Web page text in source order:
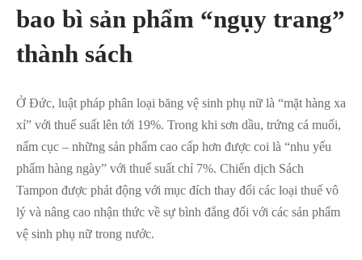
bao bì sản phẩm “ngụy trang”
thành sách
Ở Đức, luật pháp phân loại băng vệ sinh phụ nữ là “mặt hàng xa
xỉ” với thuế suất lên tới 19%. Trong khi sơn dầu, trứng cá muối,
nấm cục – những sản phẩm cao cấp hơn được coi là “nhu yếu
phẩm hàng ngày” với thuế suất chỉ 7%. Chiến dịch Sách
Tampon được phát động với mục đích thay đổi các loại thuế vô
lý và nâng cao nhận thức về sự bình đẳng đối với các sản phẩm
vệ sinh phụ nữ trong nước.